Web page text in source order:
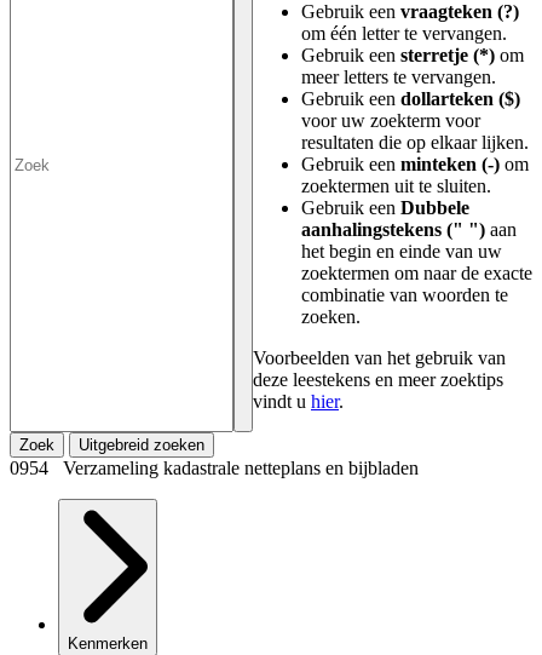
Gebruik een vraagteken (?)
om één letter te vervangen.
Gebruik een sterretje (*) om
meer letters te vervangen.
Gebruik een dollarteken ($)
voor uw zoekterm voor
resultaten die op elkaar lijken.
Gebruik een minteken (-) om
zoektermen uit te sluiten.
Gebruik een Dubbele
aanhalingstekens (" ") aan
het begin en einde van uw
zoektermen om naar de exacte
combinatie van woorden te
zoeken.
Voorbeelden van het gebruik van
deze leestekens en meer zoektips
vindt u hier.
Zoek Uitgebreid zoeken
0954 Verzameling kadastrale netteplans en bijbladen
Kenmerken